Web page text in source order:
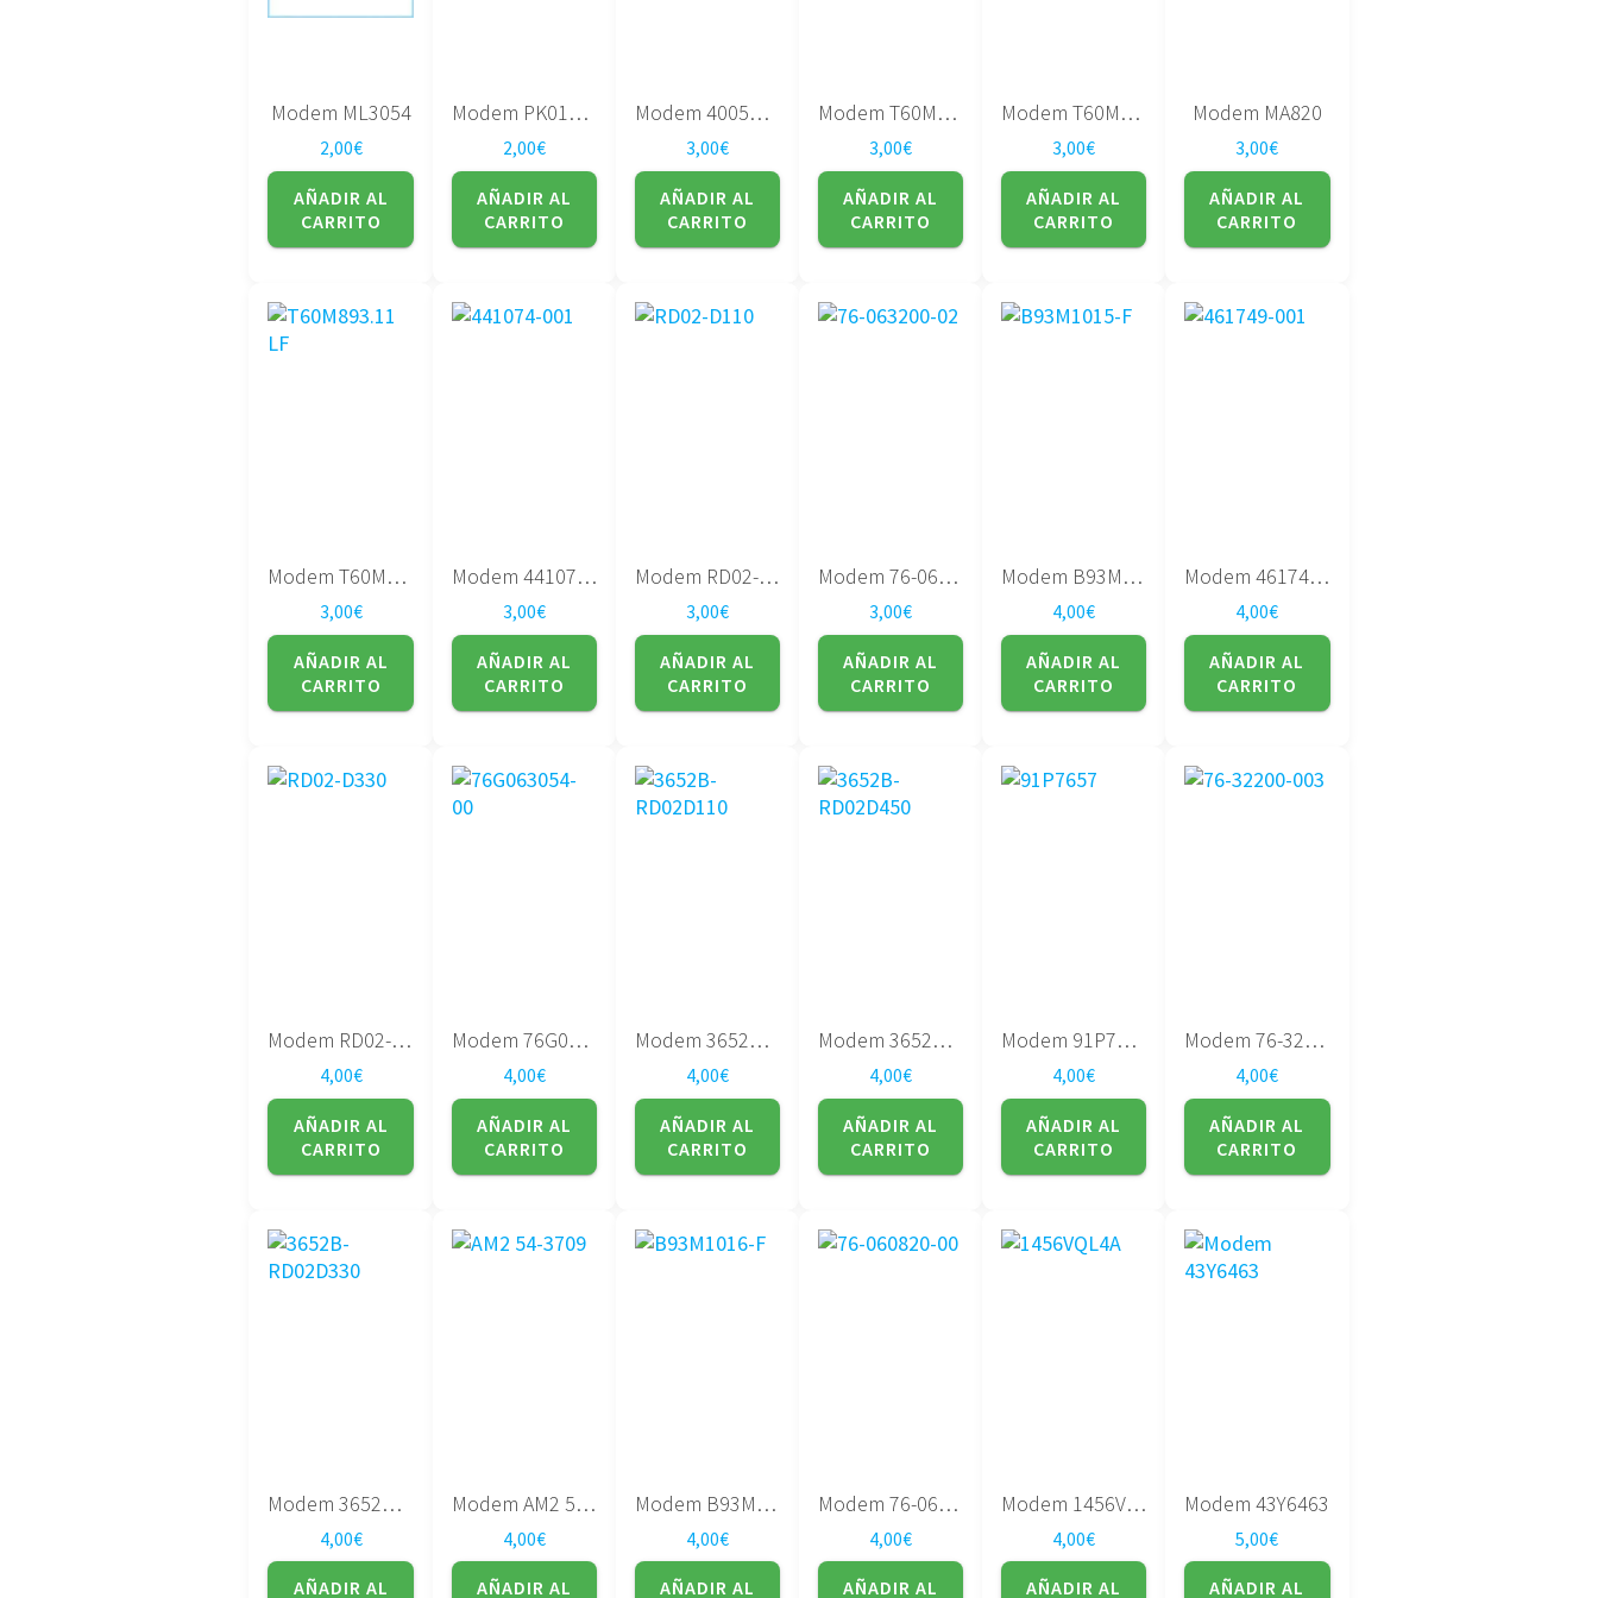
Modem ML3054
2,00€
AÑADIR AL
CARRITO
Modem PK010001B10
2,00€
AÑADIR AL
CARRITO
Modem 4005B-DELPHI
3,00€
AÑADIR AL
CARRITO
Modem T60M845.02
3,00€
AÑADIR AL
CARRITO
Modem T60M955.00 LF
3,00€
AÑADIR AL
CARRITO
Modem MA820
3,00€
AÑADIR AL
CARRITO
Modem T60M893.11 LF
3,00€
AÑADIR AL
CARRITO
Modem 441074-001
3,00€
AÑADIR AL
CARRITO
Modem RD02-D110
3,00€
AÑADIR AL
CARRITO
Modem 76-063200-02
3,00€
AÑADIR AL
CARRITO
Modem B93M1015-F
4,00€
AÑADIR AL
CARRITO
Modem 461749-001
4,00€
AÑADIR AL
CARRITO
Modem RD02-D330
4,00€
AÑADIR AL
CARRITO
Modem 76G063054-00
4,00€
AÑADIR AL
CARRITO
Modem 3652B-RD02D110
4,00€
AÑADIR AL
CARRITO
Modem 3652B-RD02D450
4,00€
AÑADIR AL
CARRITO
Modem 91P7657
4,00€
AÑADIR AL
CARRITO
Modem 76-32200-003
4,00€
AÑADIR AL
CARRITO
Modem 3652B-RD02D330
4,00€
AÑADIR AL
Modem AM2 54-3709
4,00€
AÑADIR AL
Modem B93M1016-F
4,00€
AÑADIR AL
Modem 76-060820-00
4,00€
AÑADIR AL
Modem 1456VQL4A
4,00€
AÑADIR AL
Modem 43Y6463
5,00€
AÑADIR AL